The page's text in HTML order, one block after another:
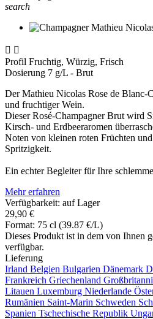
search
 
Profil Fruchtig, Würzig, Frisch
Dosierung 7 g/L - Brut
Der Mathieu Nicolas Rose de Blanc-
und fruchtiger Wein.
Dieser Rosé-Champagner Brut wird
Kirsch- und Erdbeeraromen
Noten von kleinen roten Früchten
Spritzigkeit.
Ein echter Begleiter für Ihre
Mehr erfahren
Verfügbarkeit: auf Lager
29,90 €
Format: 75 cl (39.87 €/L)
Dieses Produkt ist in dem von Ihnen
verfügbar.
Lieferung
Irland Belgien Bulgarien Dänemark
Frankreich Griechenland
Litauen Luxemburg Niederlande
Rumänien Saint-Marin Schweden
Spanien Tschechische Republik